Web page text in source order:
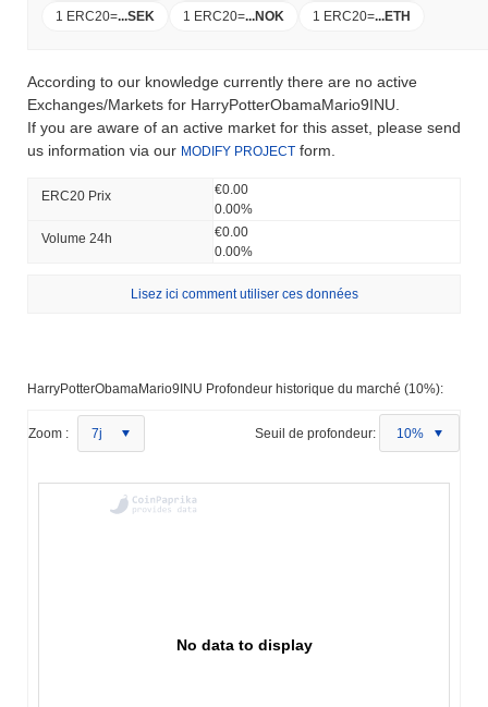
1 ERC20=...SEK 1 ERC20=...NOK 1 ERC20=...ETH
According to our knowledge currently there are no active
Exchanges/Markets for HarryPotterObamaMario9INU.
If you are aware of an active market for this asset, please send
us information via our MODIFY PROJECT form.
ERC20 Prix ​​
€0.00
0.00%
Volume 24h
€0.00
0.00%
Lisez ici comment utiliser ces données
HarryPotterObamaMario9INU Profondeur historique du marché (10%):
Zoom : 7j Seuil de profondeur: 10%
No data to display